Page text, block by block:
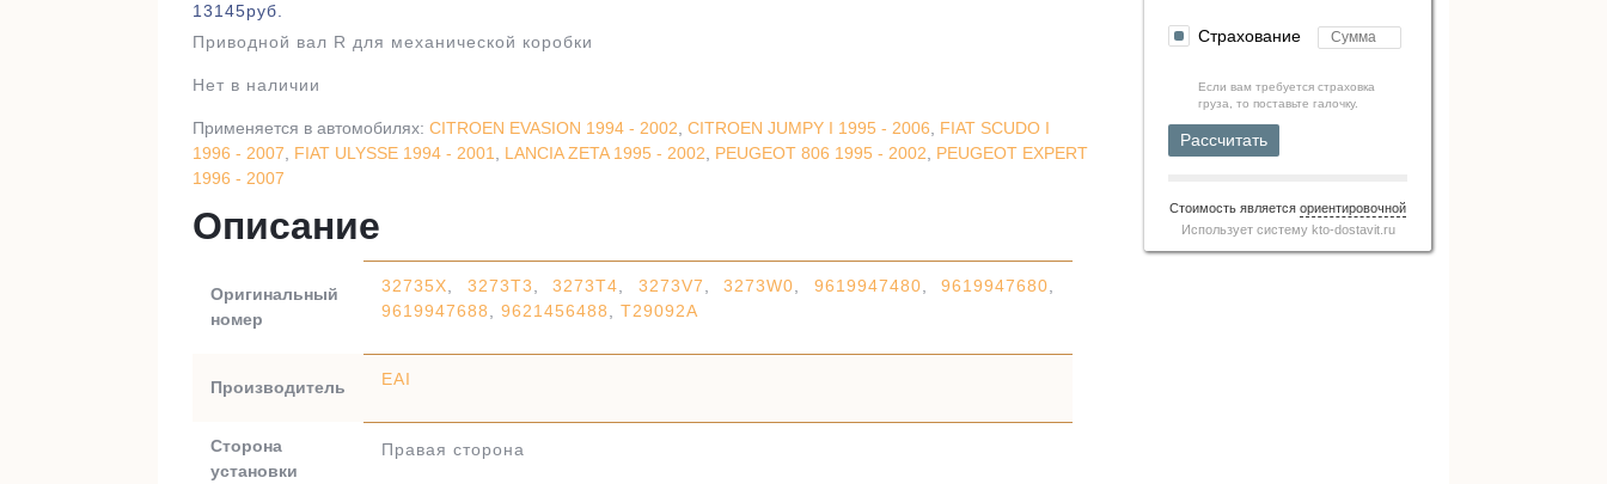
13145руб.
Приводной вал R для механической коробки
Нет в наличии
Применяется в автомобилях: CITROEN EVASION 1994 - 2002, CITROEN JUMPY I 1995 - 2006, FIAT SCUDO I
1996 - 2007, FIAT ULYSSE 1994 - 2001, LANCIA ZETA 1995 - 2002, PEUGEOT 806 1995 - 2002, PEUGEOT EXPERT
1996 - 2007
Описание
Оригинальный
номер
32735X, 3273T3, 3273T4, 3273V7, 3273W0, 9619947480, 9619947680,
9619947688, 9621456488, T29092A
Производитель EAI
Сторона
установки
Правая сторона
Страхование
Если вам требуется страховка
груза, то поставьте галочку.
Рассчитать
Стоимость является ориентировочной
Использует систему kto-dostavit.ru